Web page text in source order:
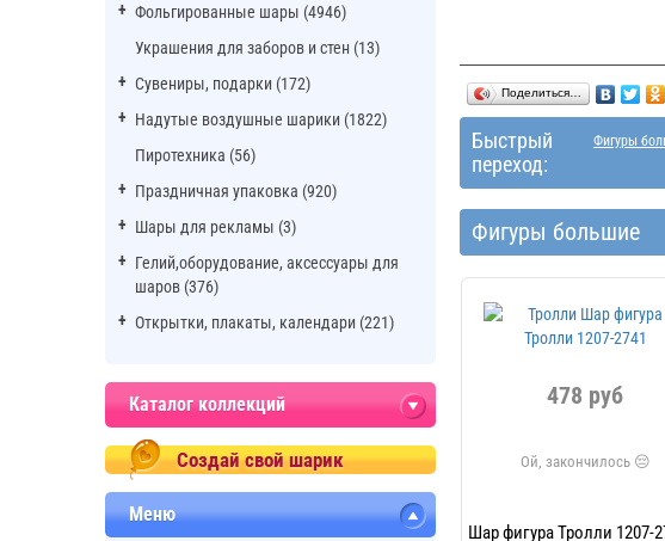
Фольгированные шары (4946)
Украшения для заборов и стен (13)
Сувениры, подарки (172)
Надутые воздушные шарики (1822)
Пиротехника (56)
Праздничная упаковка (920)
Шары для рекламы (3)
Гелий,оборудование, аксессуары для
шаров (376)
Открытки, плакаты, календари (221)
Каталог коллекций
Создай свой шарик
Меню
Поделиться…
Быстрый
переход:
Фигуры
Фигуры большие
478 руб
Шар фигура Тролли 1207-